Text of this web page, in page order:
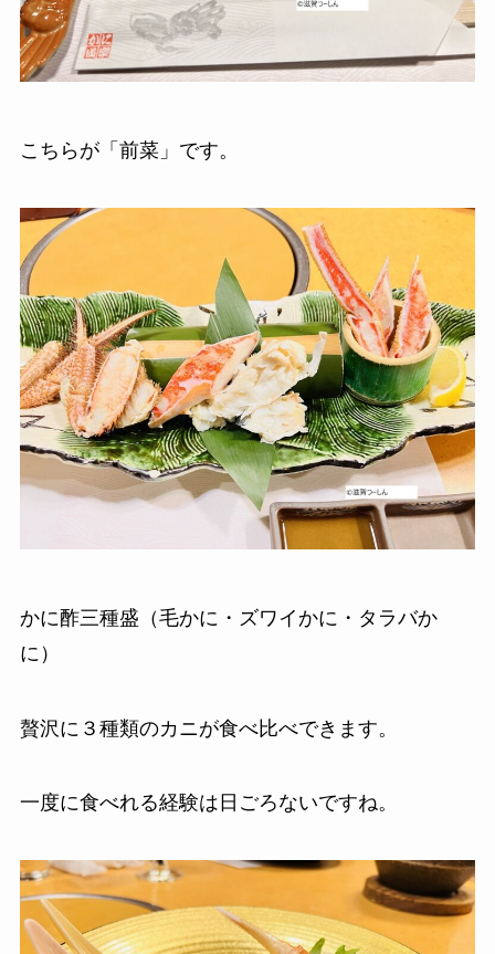
こちらが「前菜」です。
かに酢三種盛（毛かに・ズワイかに・タラバか
に）
贅沢に３種類のカニが食べ比べできます。
一度に食べれる経験は日ごろないですね。